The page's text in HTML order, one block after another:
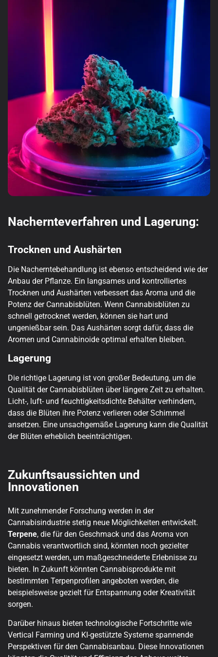
Nachernteverfahren und Lagerung:
Trocknen und Aushärten
Die Nacherntebehandlung ist ebenso entscheidend wie der
Anbau der Pflanze. Ein langsames und kontrolliertes
Trocknen und Aushärten verbessert das Aroma und die
Potenz der Cannabisblüten. Wenn Cannabisblüten zu
schnell getrocknet werden, können sie hart und
ungenießbar sein. Das Aushärten sorgt dafür, dass die
Aromen und Cannabinoide optimal erhalten bleiben.
Lagerung
Die richtige Lagerung ist von großer Bedeutung, um die
Qualität der Cannabisblüten über längere Zeit zu erhalten.
Licht-, luft- und feuchtigkeitsdichte Behälter verhindern,
dass die Blüten ihre Potenz verlieren oder Schimmel
ansetzen. Eine unsachgemäße Lagerung kann die Qualität
der Blüten erheblich beeinträchtigen.
Zukunftsaussichten und
Innovationen
Mit zunehmender Forschung werden in der
Cannabisindustrie stetig neue Möglichkeiten entwickelt.
Terpene, die für den Geschmack und das Aroma von
Cannabis verantwortlich sind, könnten noch gezielter
eingesetzt werden, um maßgeschneiderte Erlebnisse zu
bieten. In Zukunft könnten Cannabisprodukte mit
bestimmten Terpenprofilen angeboten werden, die
beispielsweise gezielt für Entspannung oder Kreativität
sorgen.
Darüber hinaus bieten technologische Fortschritte wie
Vertical Farming und KI-gestützte Systeme spannende
Perspektiven für den Cannabisanbau. Diese Innovationen